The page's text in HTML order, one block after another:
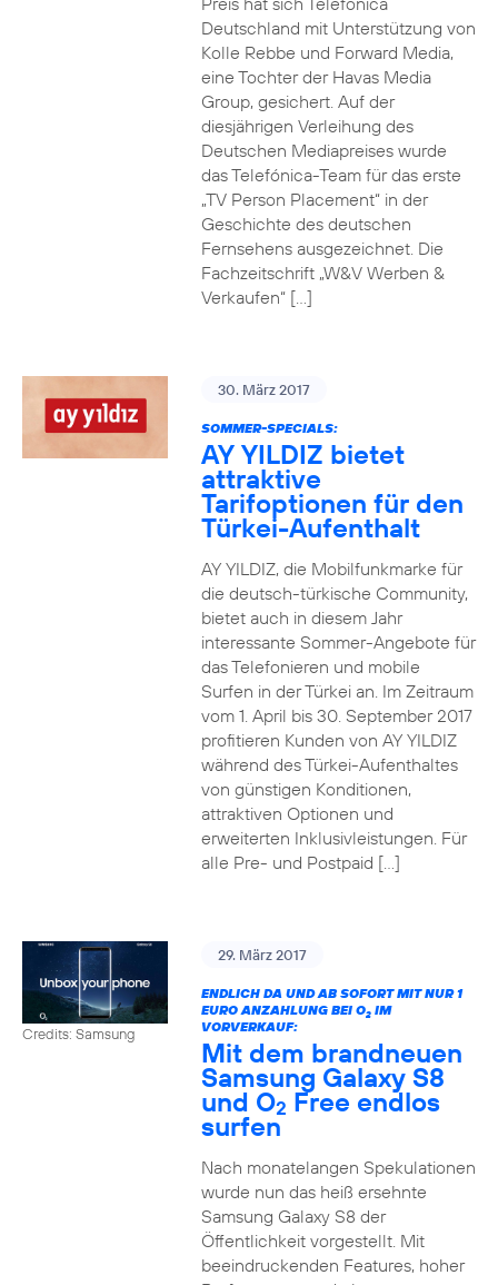
Deutschland mit Unterstützung von
Kolle Rebbe und Forward Media,
eine Tochter der Havas Media
Group, gesichert. Auf der
diesjährigen Verleihung des
Deutschen Mediapreises wurde
das Telefónica-Team für das erste
„TV Person Placement“ in der
Geschichte des deutschen
Fernsehens ausgezeichnet. Die
Fachzeitschrift „W&V Werben &
Verkaufen“ […]
30. März 2017
SOMMER-SPECIALS:
AY YILDIZ bietet
attraktive
Tarifoptionen für den
Türkei-Aufenthalt
AY YILDIZ, die Mobilfunkmarke für
die deutsch-türkische Community,
bietet auch in diesem Jahr
interessante Sommer-Angebote für
das Telefonieren und mobile
Surfen in der Türkei an. Im Zeitraum
vom 1. April bis 30. September 2017
profitieren Kunden von AY YILDIZ
während des Türkei-Aufenthaltes
von günstigen Konditionen,
attraktiven Optionen und
erweiterten Inklusivleistungen. Für
alle Pre- und Postpaid […]
Credits: Samsung
29. März 2017
ENDLICH DA UND AB SOFORT MIT NUR 1
EURO ANZAHLUNG BEI O2IM
VORVERKAUF:
Mit dem brandneuen
Samsung Galaxy S8
und O2 Free endlos
surfen
Nach monatelangen Spekulationen
wurde nun das heiß ersehnte
Samsung Galaxy S8 der
Öffentlichkeit vorgestellt. Mit
beeindruckenden Features, hoher